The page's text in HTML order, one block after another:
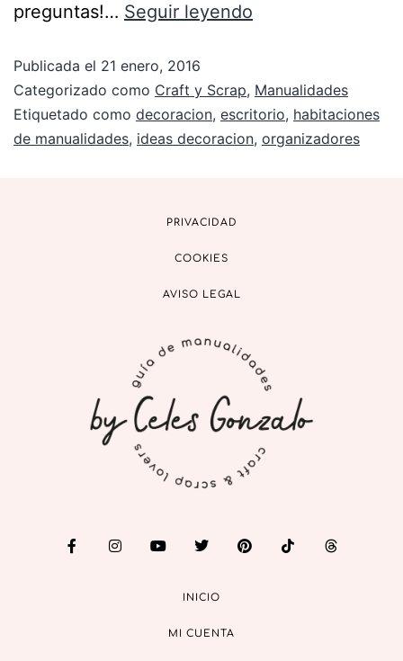
preguntas!… Seguir leyendo
Publicada el 21 enero, 2016
Categorizado como Craft y Scrap, Manualidades
Etiquetado como decoracion, escritorio, habitaciones
de manualidades, ideas decoracion, organizadores
PRIVACIDAD
COOKIES
AVISO LEGAL
INICIO
MI CUENTA